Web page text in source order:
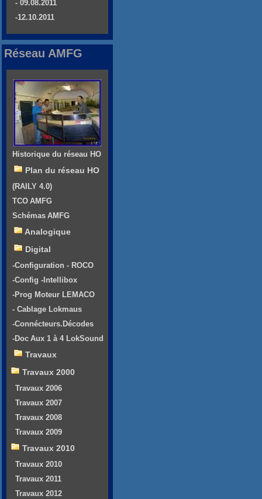
- 09.08.2011
-12.10.2011
Réseau AMFG
Historique du réseau HO
Plan du réseau HO
(RAILY 4.0)
TCO AMFG
Schémas AMFG
Analogique
Digital
-Configuration - ROCO
-Config -Intellibox
-Prog Moteur LEMACO
- Cablage Lokmaus
-Connécteurs.Décodes
-Doc Aux 1 à 4 LokSound
Travaux
Travaux 2000
Travaux 2006
Travaux 2007
Travaux 2008
Travaux 2009
Travaux 2010
Travaux 2010
Travaux 2011
Travaux 2012